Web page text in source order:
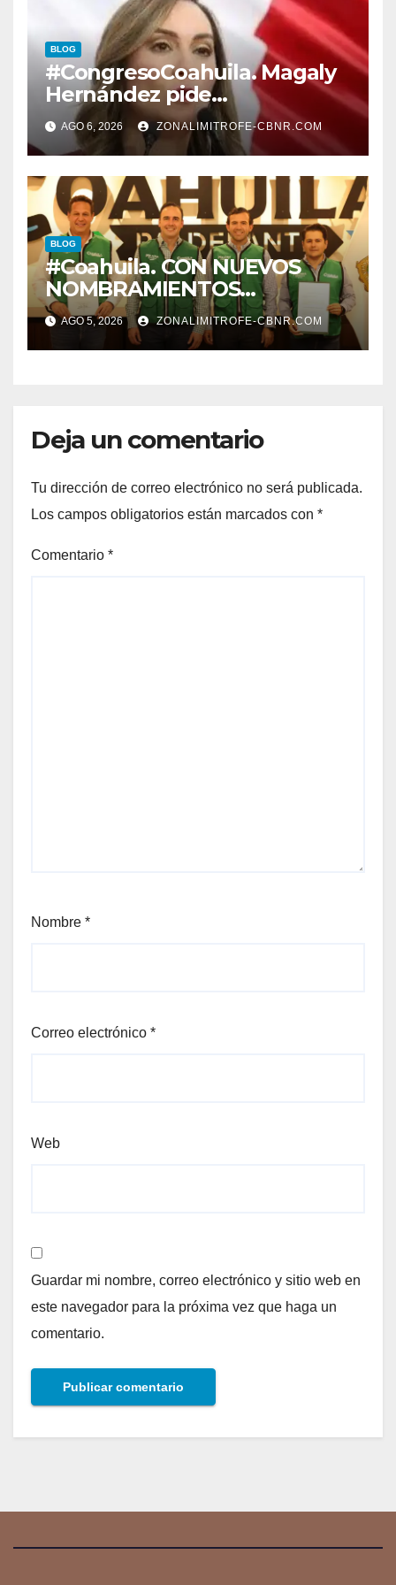
BLOG
#CongresoCoahuila. Magaly
Hernández pide
desconegelar LEY QUE TIENE
QUE VER CON LA
PROTECCION DE
TRABAJADORES DE LA
EDUCACION.
AGO 6, 2026 ZONALIMITROFE-CBNR.COM
BLOG
#Coahuila. CON NUEVOS
NOMBRAMIENTOS
FORTALECE GOBERNADOR
GABINETE
AGO 5, 2026 ZONALIMITROFE-CBNR.COM
Deja un comentario
Tu dirección de correo electrónico no será publicada.
Los campos obligatorios están marcados con *
Comentario *
Nombre *
Correo electrónico *
Web
Guardar mi nombre, correo electrónico y sitio web en
este navegador para la próxima vez que haga un
comentario.